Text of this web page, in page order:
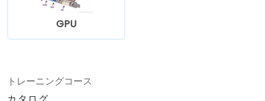
GPU
トレーニングコース